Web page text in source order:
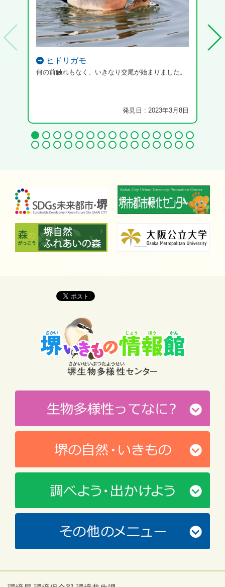
ヒドリガモ
何の前触れもなく、いきなり交尾が始まりました。
発見日 : 2023年3月8日